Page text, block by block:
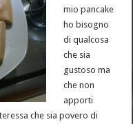
mio pancake
ho bisogno
di qualcosa
che sia
gustoso ma
che non
apporti
che sia povero di